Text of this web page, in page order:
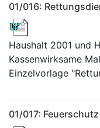
01/016:
Haushalt 2001 und
Kassenwirksame
Einzelvorlage
01/017: Feuerschutz